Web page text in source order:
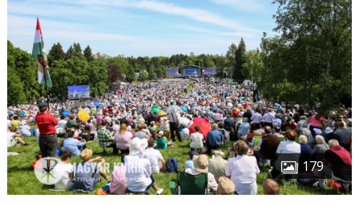
179